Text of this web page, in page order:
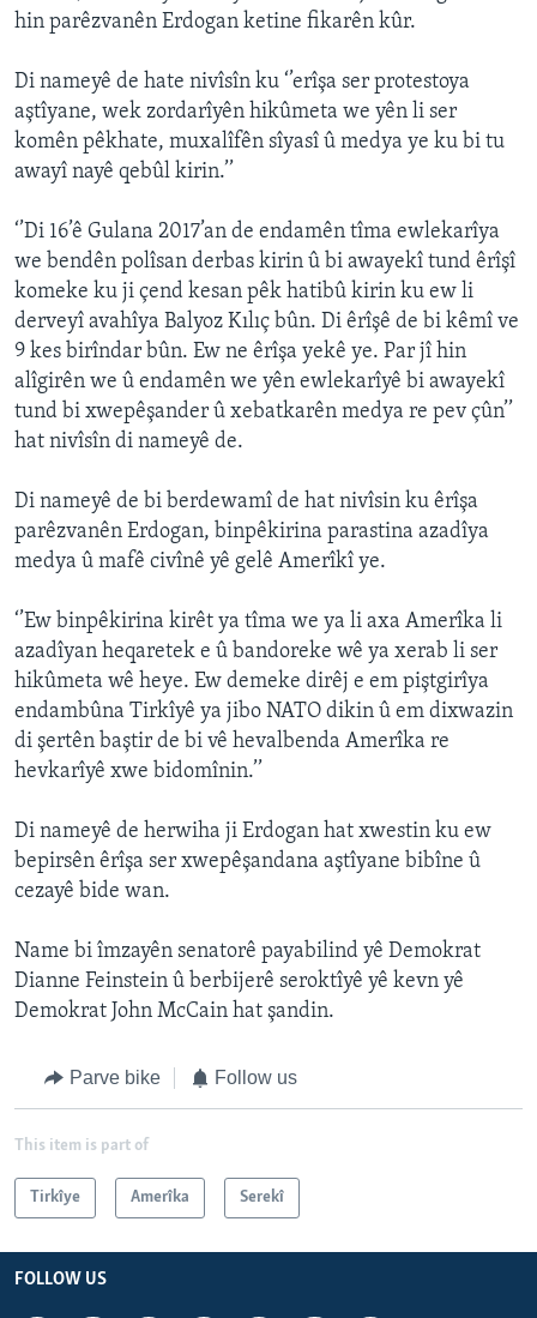
hin parêzvanên Erdogan ketine fikarên kûr.
Di nameyê de hate nivîsîn ku ‘’erîşa ser protestoya
aştîyane, wek zordarîyên hikûmeta we yên li ser
komên pêkhate, muxalîfên sîyasî û medya ye ku bi tu
awayî nayê qebûl kirin.’’
‘’Di 16’ê Gulana 2017’an de endamên tîma ewlekarîya
we bendên polîsan derbas kirin û bi awayekî tund êrîşî
komeke ku ji çend kesan pêk hatibû kirin ku ew li
derveyî avahîya Balyoz Kılıç bûn. Di êrîşê de bi kêmî ve
9 kes birîndar bûn. Ew ne êrîşa yekê ye. Par jî hin
alîgirên we û endamên we yên ewlekarîyê bi awayekî
tund bi xwepêşander û xebatkarên medya re pev çûn’’
hat nivîsîn di nameyê de.
Di nameyê de bi berdewamî de hat nivîsin ku êrîşa
parêzvanên Erdogan, binpêkirina parastina azadîya
medya û mafê civînê yê gelê Amerîkî ye.
‘’Ew binpêkirina kirêt ya tîma we ya li axa Amerîka li
azadîyan heqaretek e û bandoreke wê ya xerab li ser
hikûmeta wê heye. Ew demeke dirêj e em piştgirîya
endambûna Tirkîyê ya jibo NATO dikin û em dixwazin
di şertên baştir de bi vê hevalbenda Amerîka re
hevkarîyê xwe bidomînin.’’
Di nameyê de herwiha ji Erdogan hat xwestin ku ew
bepirsên êrîşa ser xwepêşandana aştîyane bibîne û
cezayê bide wan.
Name bi îmzayên senatorê payabilind yê Demokrat
Dianne Feinstein û berbijerê seroktîyê yê kevn yê
Demokrat John McCain hat şandin.
Parve bike Follow us
This item is part of
Tirkîye Amerîka Serekî
FOLLOW US